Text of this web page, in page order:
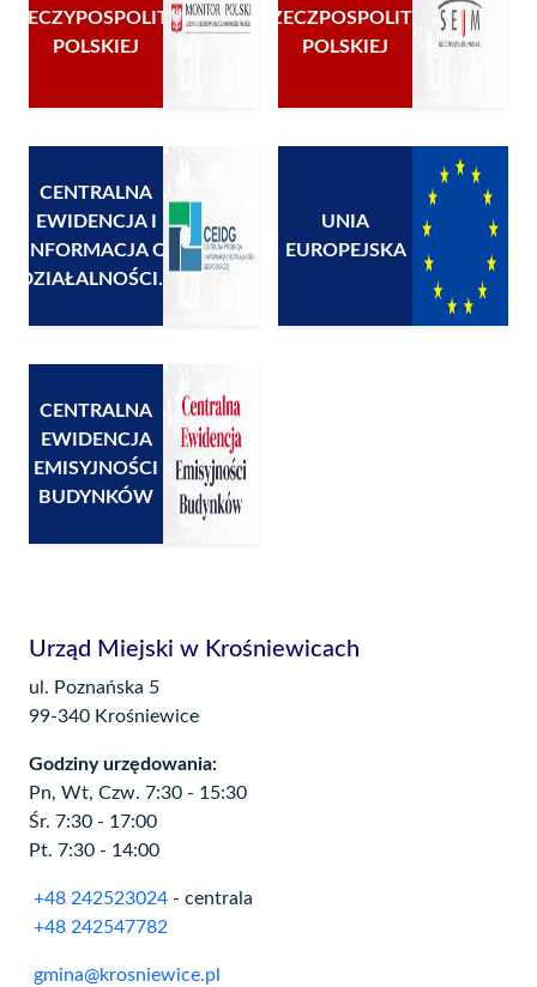
RZECZYPOSPOLITEJ
POLSKIEJ
RZECZPOSPOLITEJ
POLSKIEJ
CENTRALNA
EWIDENCJA I
INFORMACJA O
DZIAŁALNOŚCI...
UNIA
EUROPEJSKA
CENTRALNA
EWIDENCJA
EMISYJNOŚCI
BUDYNKÓW
Urząd Miejski w Krośniewicach
ul. Poznańska 5
99-340 Krośniewice
Godziny urzędowania:
Pn, Wt, Czw. 7:30 - 15:30
Śr. 7:30 - 17:00
Pt. 7:30 - 14:00
+48 242523024 - centrala
+48 242547782
gmina@krosniewice.pl